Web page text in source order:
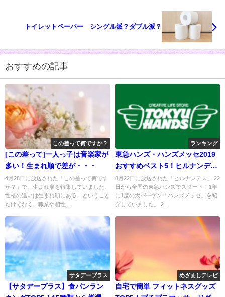
トイレットペーパー シングル派？ダブル派？
おすすめの記事
この差って何ですか？
[この差って]一人っ子は音楽家が
多い！生まれ順で差が・・・
4月28日に放送された「この差って何です
か？」で、生まれ順を特集していました。
性格の違いは生まれ順にある、ということ
だけでなく、職業や相性...
ランキング
東急ハンズ・ハンズメッセ2019
おすすめベスト5！ヒルナンデス
で紹介
8月22日に放送された「ヒルナンデス」 22
日から全国の東急ハンズでスタート！1年
に1度の大バーゲン「ハンズメッセ」を紹
介していました。 2...
サタデープラス
【サタデープラス】食パンラン
めざましテレビ
自宅で簡単 フィットネスグッズ